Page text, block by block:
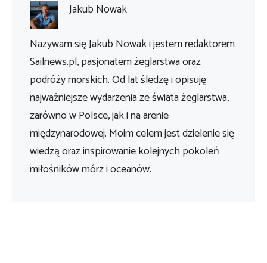
Jakub Nowak
Nazywam się Jakub Nowak i jestem redaktorem
Sailnews.pl, pasjonatem żeglarstwa oraz
podróży morskich. Od lat śledzę i opisuję
najważniejsze wydarzenia ze świata żeglarstwa,
zarówno w Polsce, jak i na arenie
międzynarodowej. Moim celem jest dzielenie się
wiedzą oraz inspirowanie kolejnych pokoleń
miłośników mórz i oceanów.